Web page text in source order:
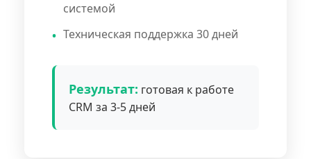
системой
Техническая поддержка 30 дней
Результат: готовая к работе
CRM за 3-5 дней